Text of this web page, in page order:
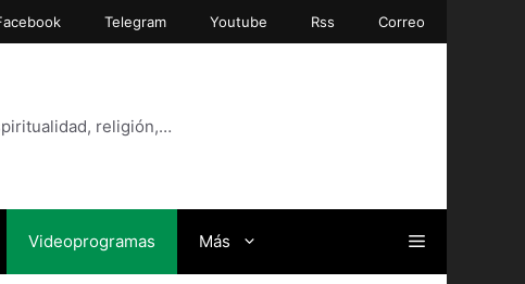
Telegram Youtube Rss Correo
religión,…
Videoprogramas Más